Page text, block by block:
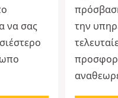
να σας
την